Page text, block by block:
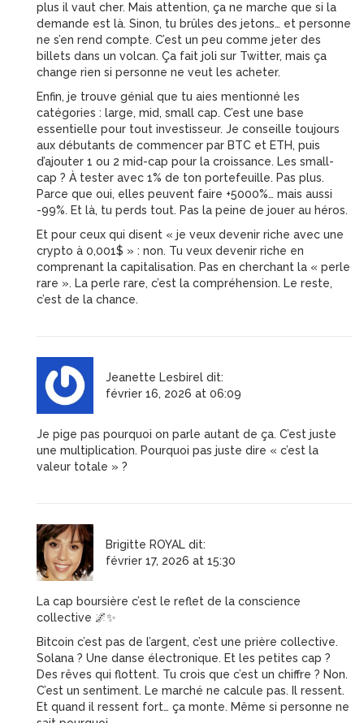
plus il vaut cher. Mais attention, ça ne marche que si la
demande est là. Sinon, tu brûles des jetons… et personne
ne s’en rend compte. C’est un peu comme jeter des
billets dans un volcan. Ça fait joli sur Twitter, mais ça
change rien si personne ne veut les acheter.
Enfin, je trouve génial que tu aies mentionné les
catégories : large, mid, small cap. C’est une base
essentielle pour tout investisseur. Je conseille toujours
aux débutants de commencer par BTC et ETH, puis
d’ajouter 1 ou 2 mid-cap pour la croissance. Les small-
cap ? À tester avec 1% de ton portefeuille. Pas plus.
Parce que oui, elles peuvent faire +5000%… mais aussi
-99%. Et là, tu perds tout. Pas la peine de jouer au héros.
Et pour ceux qui disent « je veux devenir riche avec une
crypto à 0,001$ » : non. Tu veux devenir riche en
comprenant la capitalisation. Pas en cherchant la « perle
rare ». La perle rare, c’est la compréhension. Le reste,
c’est de la chance.
Jeanette Lesbirel dit:
février 16, 2026 at 06:09
Je pige pas pourquoi on parle autant de ça. C’est juste
une multiplication. Pourquoi pas juste dire « c’est la
valeur totale » ?
Brigitte ROYAL dit:
février 17, 2026 at 15:30
La cap boursière c’est le reflet de la conscience
collective 🌌✨
Bitcoin c’est pas de l’argent, c’est une prière collective.
Solana ? Une danse électronique. Et les petites cap ?
Des rêves qui flottent. Tu crois que c’est un chiffre ? Non.
C’est un sentiment. Le marché ne calcule pas. Il ressent.
Et quand il ressent fort… ça monte. Même si personne ne